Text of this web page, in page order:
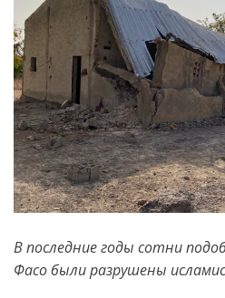
В последние годы сотни
Фасо были разрушены